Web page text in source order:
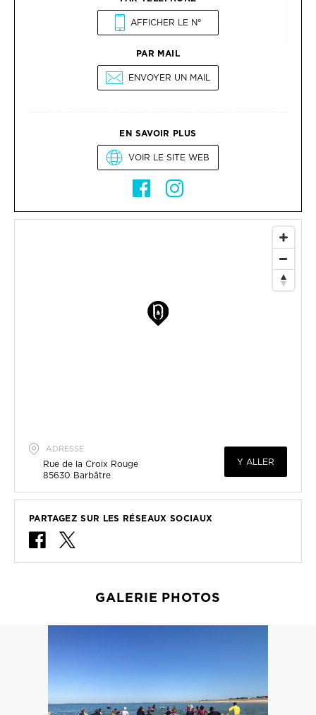
AFFICHER LE N°
PAR MAIL
ENVOYER UN MAIL
EN SAVOIR PLUS
VOIR LE SITE WEB
ADRESSE
Rue de la Croix Rouge
85630 Barbâtre
Y ALLER
PARTAGEZ SUR LES RÉSEAUX SOCIAUX
GALERIE PHOTOS